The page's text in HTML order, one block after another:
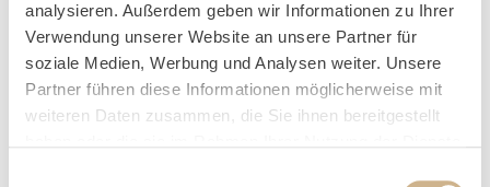
analysieren. Außerdem geben wir Informationen zu Ihrer
Verwendung unserer Website an unsere Partner für
soziale Medien, Werbung und Analysen weiter. Unsere
Partner führen diese Informationen möglicherweise mit
weiteren Daten zusammen, die Sie ihnen bereitgestellt
von knapp 15%. Ähnlich wie beim Aerosolraum wirkt
sich ein Besuch in der Salzsauna positiv auf die tiefen
Atemwege aus.